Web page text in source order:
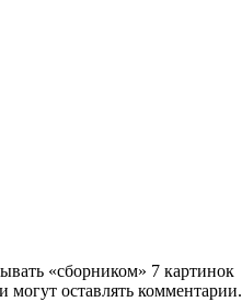
«сборником» 7 картинок
могут оставлять комментарии.